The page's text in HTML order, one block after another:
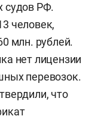
судов РФ.
человек,
млн. рублей.
нет лицензии
перевозок.
что